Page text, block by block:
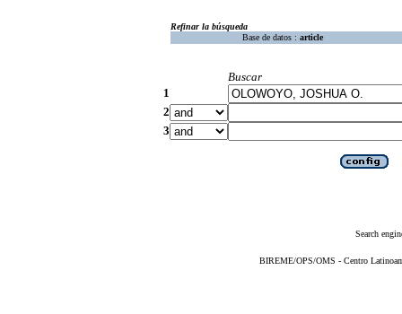
Refinar la búsqueda
Base de datos : article
Buscar
1
2
3
Search
BIREME/OPS/OMS - Centro